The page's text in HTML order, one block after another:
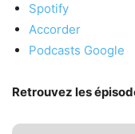
Spotify
Accorder
Podcasts Google
Retrouvez les